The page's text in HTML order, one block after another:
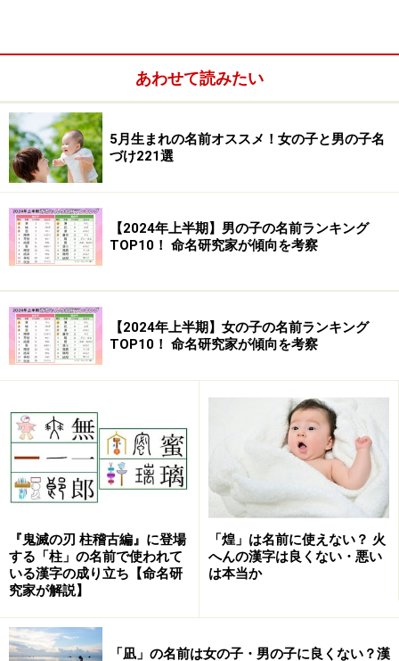
あいの 愛乃
あいさ 愛沙 愛紗
あいほ 愛帆 愛穂
あいは 愛葉 愛羽 愛芭
愛がつく名前はよくない？
ところで最近は、親の虐待で亡くなる子たちにも愛の字
がよく見られます。
こうした事件が起きると、愛の字は何か悪い暗示でもあ
るのではないか、と話題にされたりもします。ただし誤
解してはならないのは、愛の字がつく名前自体に良い、
悪い、という区別はない、ということです。名前が原因
で性格や生き方が決まったりはしません。それは占いの
世界でいわれることはありますが、統計上はそのような
事実はありません。名前は原因ではなく結果なのです。
愛の字をつけた親は「人に愛されるように」と願ってい
人によって様々です。その一つに「欠乏感」というのが
あわせて読みたい
5月生まれの名前オススメ！女の子と男の子名
づけ221選
【2024年上半期】男の子の名前ランキング
TOP10！ 命名研究家が傾向を考察
【2024年上半期】女の子の名前ランキング
TOP10！ 命名研究家が傾向を考察
『鬼滅の刃 柱稽古編』に登場
する「柱」の名前で使われて
いる漢字の成り立ち【命名研
究家が解説】
「煌」は名前に使えない？ 火
へんの漢字は良くない・悪い
は本当か
「凪」の名前は女の子・男の子に良くない？漢